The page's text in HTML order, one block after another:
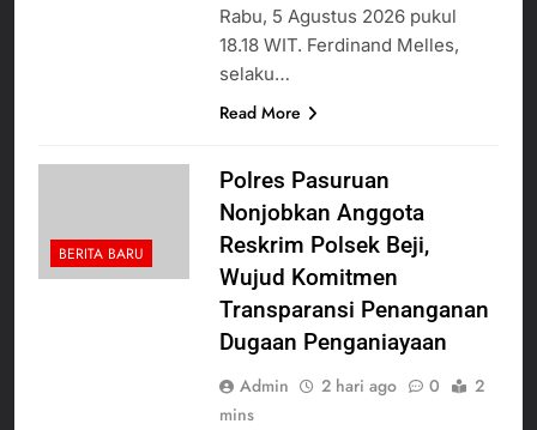
Rabu, 5 Agustus 2026 pukul
18.18 WIT. Ferdinand Melles,
selaku…
Read More
BERITA BARU
Polres Pasuruan
Nonjobkan Anggota
Reskrim Polsek Beji,
Wujud Komitmen
Transparansi Penanganan
Dugaan Penganiayaan
Admin 2 hari ago 0
2
mins